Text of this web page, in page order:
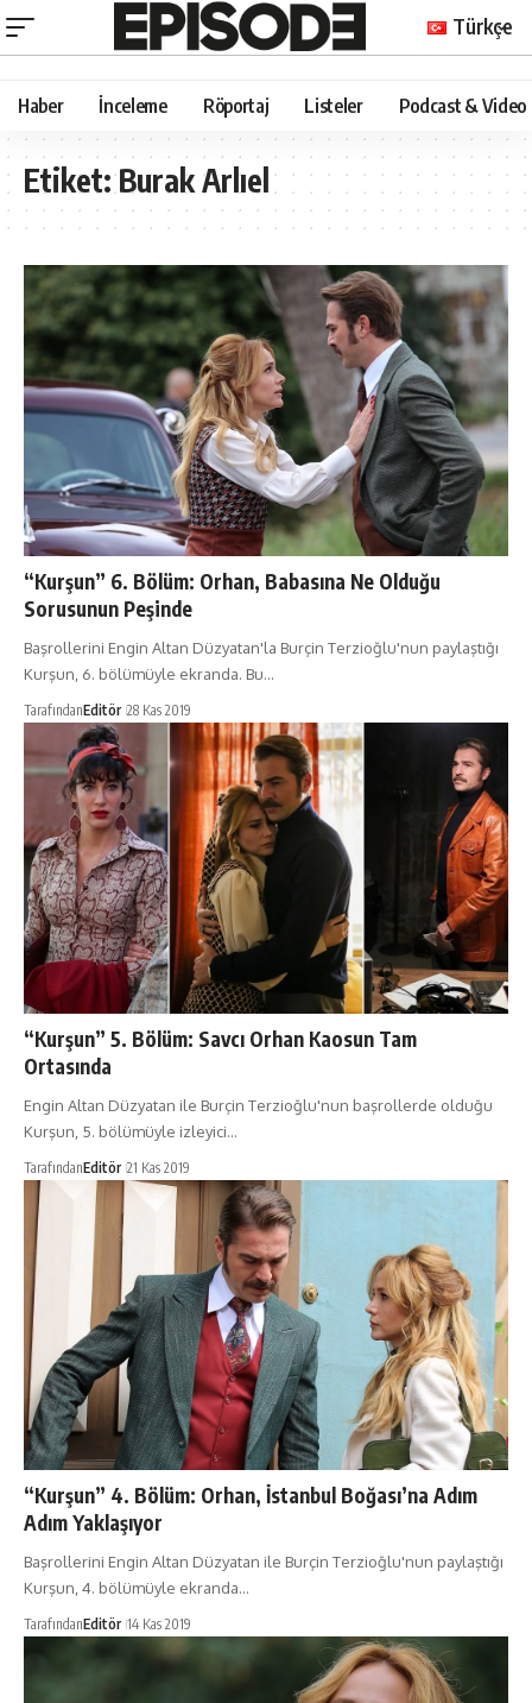
Türkçe
Haber İnceleme Röportaj Listeler Podcast & Video
Etiket:Burak Arlıel
“Kurşun” 6. Bölüm: Orhan, Babasına Ne Olduğu
Sorusunun Peşinde
Başrollerini Engin Altan Düzyatan'la Burçin Terzioğlu'nun paylaştığı
Kurşun, 6. bölümüyle ekranda. Bu…
TarafındanEditör 28 Kas 2019
“Kurşun” 5. Bölüm: Savcı Orhan Kaosun Tam
Ortasında
Engin Altan Düzyatan ile Burçin Terzioğlu'nun başrollerde olduğu
Kurşun, 5. bölümüyle izleyici…
TarafındanEditör 21 Kas 2019
“Kurşun” 4. Bölüm: Orhan, İstanbul Boğası’na Adım
Adım Yaklaşıyor
Başrollerini Engin Altan Düzyatan ile Burçin Terzioğlu'nun paylaştığı
Kurşun, 4. bölümüyle ekranda…
TarafındanEditör 14 Kas 2019